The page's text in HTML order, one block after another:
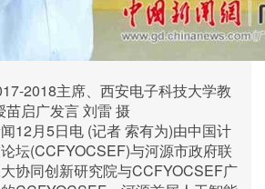
2018主席、西安电子科技大学教
苗启广发言 刘雷 摄
月5日电 (记者 索有为)由中国计
坛(CCFYOCSEF)与河源市政府联
协同创新研究院与CCFYOCSEF广